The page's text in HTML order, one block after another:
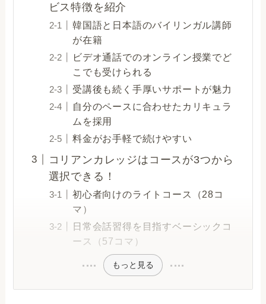
ビス特徴を紹介
韓国語と日本語のバイリンガル講師
が在籍
ビデオ通話でのオンライン授業でど
こでも受けられる
受講後も続く手厚いサポートが魅力
自分のペースに合わせたカリキュラ
ムを採用
料金がお手軽で続けやすい
コリアンカレッジはコースが3つから
選択できる！
初心者向けのライトコース（28コ
マ）
日常会話習得を目指すベーシックコ
ース（57コマ）
もっと見る